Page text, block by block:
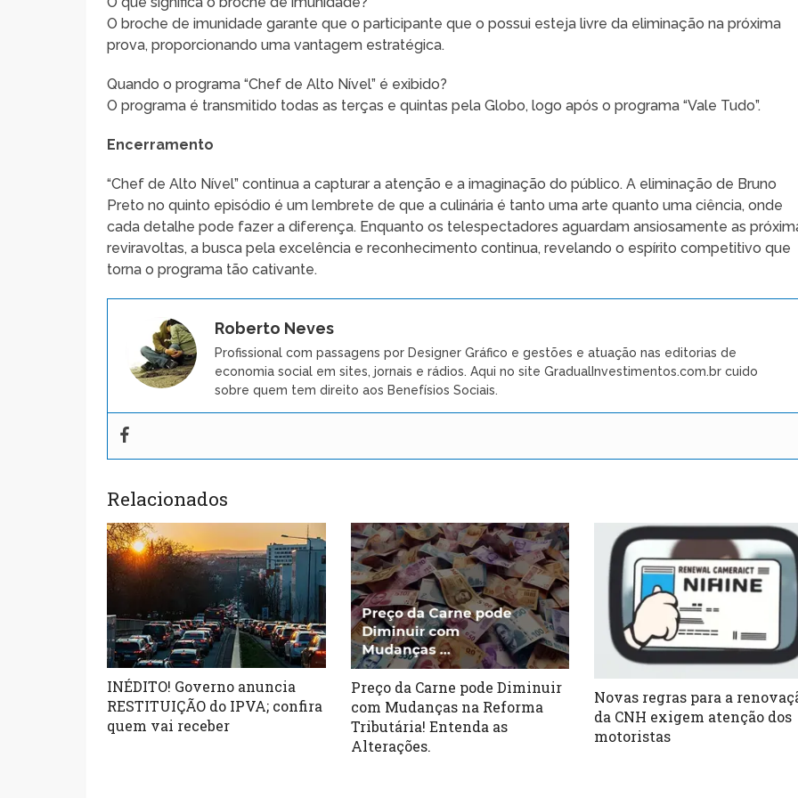
O broche de imunidade garante que o participante que o possui esteja livre da eliminação na próxima
prova, proporcionando uma vantagem estratégica.
Quando o programa “Chef de Alto Nível” é exibido?
O programa é transmitido todas as terças e quintas pela Globo, logo após o programa “Vale Tudo”.
Encerramento
“Chef de Alto Nível” continua a capturar a atenção e a imaginação do público. A eliminação de Bruno
Preto no quinto episódio é um lembrete de que a culinária é tanto uma arte quanto uma ciência, onde
cada detalhe pode fazer a diferença. Enquanto os telespectadores aguardam ansiosamente as
reviravoltas, a busca pela excelência e reconhecimento continua, revelando o espírito competitivo que
torna o programa tão cativante.
Roberto Neves
Profissional com passagens por Designer Gráfico e gestões e atuação nas editorias de
economia social em sites, jornais e rádios. Aqui no site GradualInvestimentos.com.br cuido
sobre quem tem direito aos Benefísios Sociais.
Relacionados
INÉDITO! Governo anuncia
RESTITUIÇÃO do IPVA; confira
quem vai receber
Preço da Carne pode Diminuir
com Mudanças na Reforma
Tributária! Entenda as
Alterações.
Novas regras para a
da CNH exigem atenção dos
motoristas